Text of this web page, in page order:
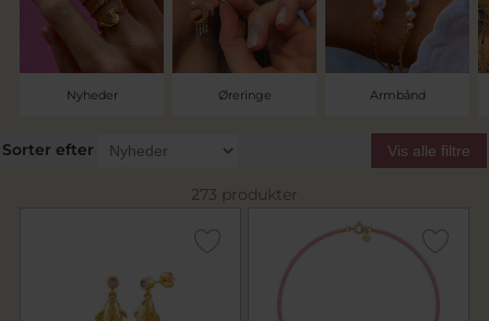
kvalitetssmykker i tidsløs og elegant design. Et
dansk smykkebrand med mere end 40 års
erfaring med smykker i sølv og 18 karat
Nyheder Øreringe Armbånd
Sorter efter Vis alle filtre
273 produkter